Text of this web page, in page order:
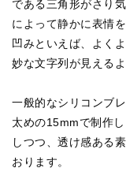
である三角形がさり
によって静かに表情を
凹みといえば、よく
妙な文字列が見え
一般的なシリコンブ
太めの15mmで制作
しつつ、透け感ある
おります。